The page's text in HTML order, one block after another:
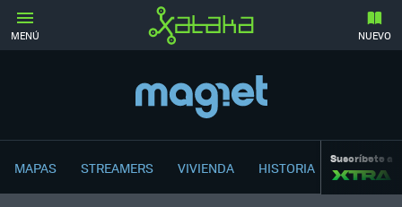
MENÚ NUEVO
MAPAS STREAMERS VIVIENDA HISTORIA Suscríbete a